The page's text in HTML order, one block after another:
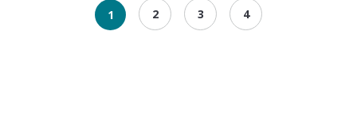
1 2 3 4